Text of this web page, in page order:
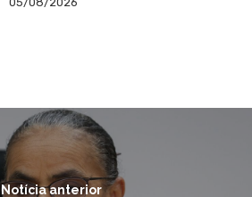
Notícia anterior